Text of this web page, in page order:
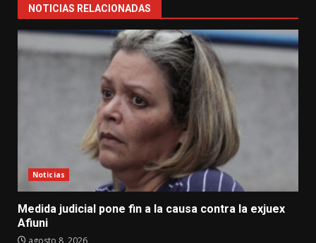
NOTICIAS RELACIONADAS
Noticias
Medida judicial pone fin a la causa contra la exjuex
Afiuni
agosto 8, 2026